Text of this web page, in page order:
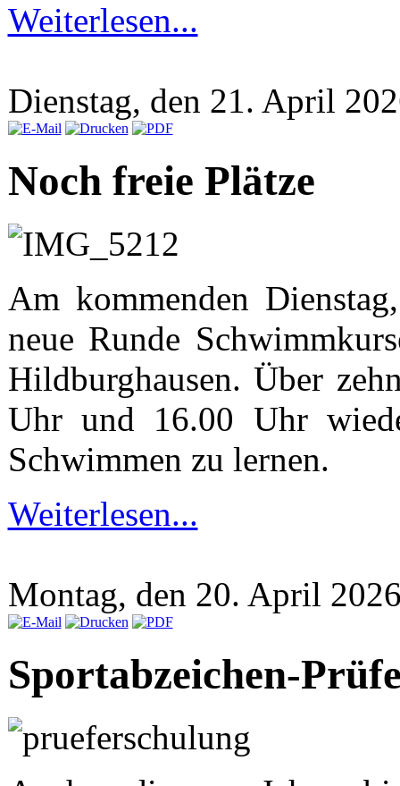
Weiterlesen...
Dienstag, den 21. April
Noch freie Plätze
Am kommenden
neue Runde
Hildburghausen. Über
Uhr und 16.00 Uhr
Schwimmen zu lernen.
Weiterlesen...
Montag, den 20. April
Sportabzeichen-